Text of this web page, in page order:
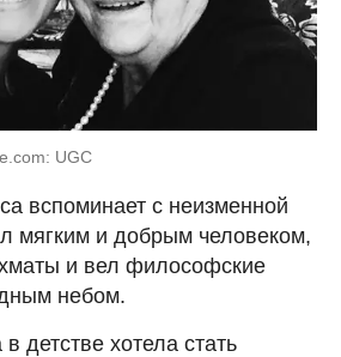
UGC
вспоминает с неизменной
мягким и добрым человеком,
и вел философские
небом.
детстве хотела стать